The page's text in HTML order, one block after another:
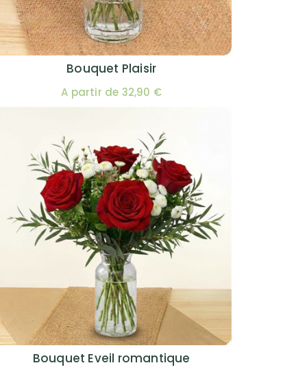
Bouquet Plaisir
A partir de 32,90 €
Bouquet Eveil romantique